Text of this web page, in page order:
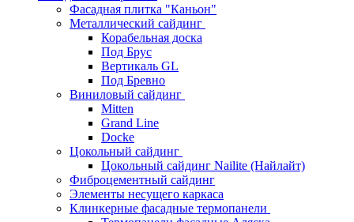
Фасадная плитка "Каньон"
Металлический сайдинг
Корабельная доска
Под Брус
Вертикаль GL
Под Бревно
Виниловый сайдинг
Mitten
Grand Line
Docke
Цокольный сайдинг
Цокольный сайдинг Nailite (Найлайт)
Фиброцементный сайдинг
Элементы несущего каркаса
Клинкерные фасадные термопанели